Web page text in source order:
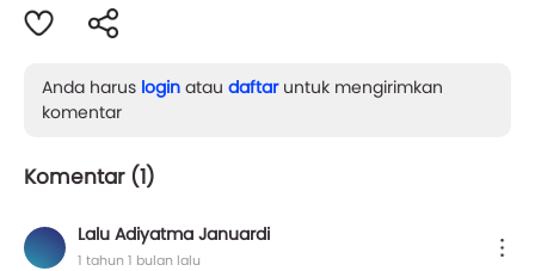
Anda harus login atau daftaruntuk mengirimkan
komentar
Komentar (1)
Lalu Adiyatma Januardi
1 tahun 1 bulan lalu